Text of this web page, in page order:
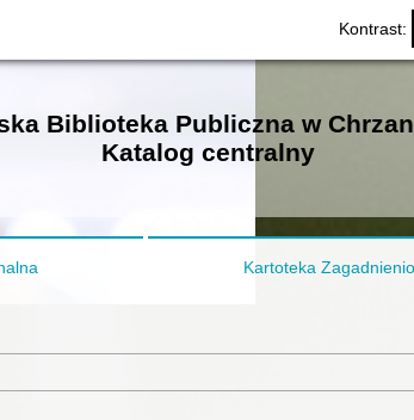
Kontrast:
Biblioteka Publiczna w
Katalog centralny
Kartoteka